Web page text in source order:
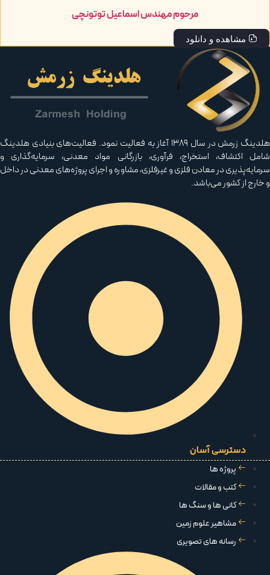
مرحوم مهندس اسماعیل توتونچی
مشاهده و دانلود
هلدینگ زرمش در سال ۱۳۸۹ آغاز به فعالیت‌ نمود. فعالیت‌های بنیادی هلدینگ
اکتشاف، استخراج، فرآوری، بازرگانی مواد معدنی، سرمایه‌گذاری و
در معادن فلزی و غیرفلزی، مشاوره و اجرای پروژه‌های معدنی در داخل
از کشور می‌باشد.
دسترسی آسان
پروژه ها
کتب و مقالات
کانی ها و سنگ ها
مشاهیر علوم زمین
رسانه های تصویری